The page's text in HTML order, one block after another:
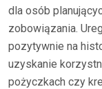
dla osób
zobowiązania.
pozytywnie na
uzyskanie
pożyczkach czy